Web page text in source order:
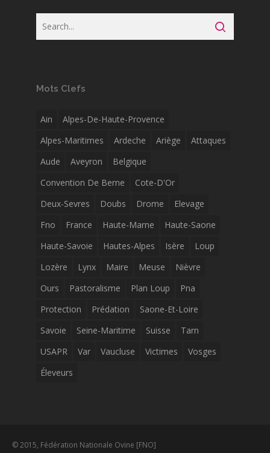
Mots Clefs
Ain
Alpes-De-Haute-Provence
Alpes-Maritimes
Ardeche Ariège
Attaques
Aude
Aveyron
Belgique
Convention De Berne
Cote-D'Or
Deux-Sevres
Doubs Drome
Elevage
Fno
France Haute-Marne
Haute-Saone
Haute-Savoie
Hautes-Alpes Isère
Loup
Lozère
Lynx Maire Meuse
Nièvre
Ours
Pastoralisme Plan Loup
Pna
Protection
Prédation
Saone-Et-Loire
Savoie
Seine-Maritime Suisse
Tarn
USAPR
Var Vaucluse Victimes
Vosges
Éleveurs
© 2015, Fédération Nationale Ovine [FNO]